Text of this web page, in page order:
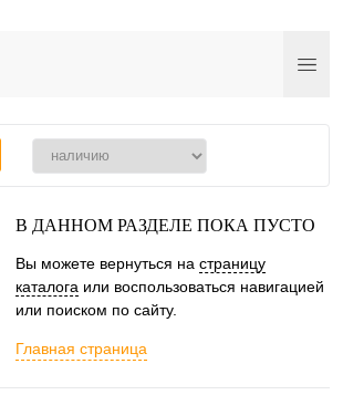
В ДАННОМ РАЗДЕЛЕ ПОКА ПУСТО
Вы можете вернуться на страницу
каталога или воспользоваться навигацией
или поиском по сайту.
Главная страница